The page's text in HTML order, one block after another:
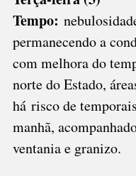
Tempo:
permanecendo a
com melhora do
norte do Estado,
há risco de
manhã,
ventania e granizo.